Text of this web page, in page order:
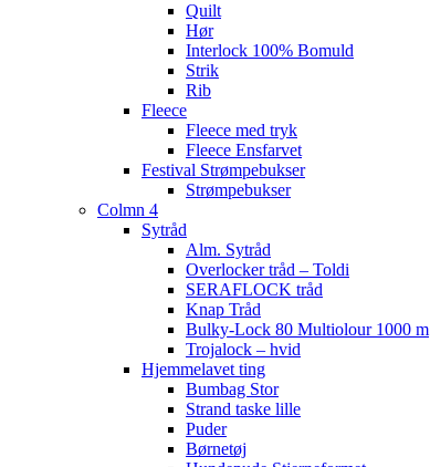
Quilt
Hør
Interlock 100% Bomuld
Strik
Rib
Fleece
Fleece med tryk
Fleece Ensfarvet
Festival Strømpebukser
Strømpebukser
Colmn 4
Sytråd
Alm. Sytråd
Overlocker tråd – Toldi
SERAFLOCK tråd
Knap Tråd
Bulky-Lock 80 Multiolour 1000 m
Trojalock – hvid
Hjemmelavet ting
Bumbag Stor
Strand taske lille
Puder
Børnetøj